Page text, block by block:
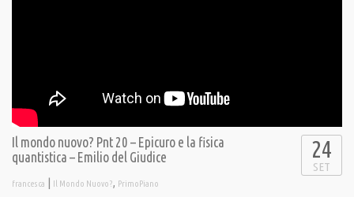
Il mondo nuovo? Pnt 20 – Epicuro e la fisica
quantistica – Emilio del Giudice
francesca | Il Mondo Nuovo?, PrimoPiano
24
SET